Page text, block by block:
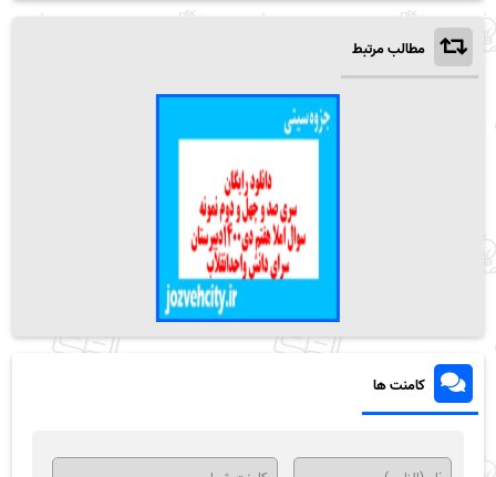
مطالب مرتبط
کامنت ها